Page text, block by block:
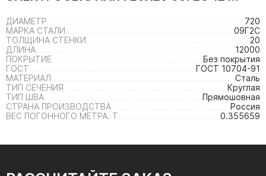
ДИАМЕТР
720
МАРКА СТАЛИ
09Г2С
ТОЛЩИНА СТЕНКИ
20
ДЛИНА
12000
ПОКРЫТИЕ
Без покрытия
ГОСТ
ГОСТ 10704-91
МАТЕРИАЛ
Сталь
ТИП СЕЧЕНИЯ
Круглая
ТИП ШВА
Прямошовная
СТРАНА ПРОИЗВОДСТВА
Россия
ВЕС ПОГОННОГО МЕТРА. Т
0.355659